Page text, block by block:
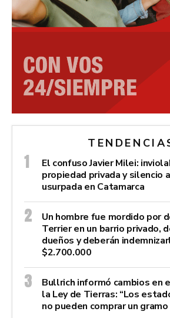
El confuso Javier Milei:
propiedad privada y silencio
usurpada en Catamarca
Un hombre fue mordido por
Terrier en un barrio privado,
dueños y deberán
$2.700.000
Bullrich informó cambios en
la Ley de Tierras: “Los
no pueden comprar un